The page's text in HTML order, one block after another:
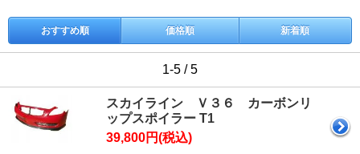
おすすめ順 価格順 新着順
1-5 / 5
スカイライン Ｖ３６ カーボンリ
ップスポイラー T1
39,800円(税込)